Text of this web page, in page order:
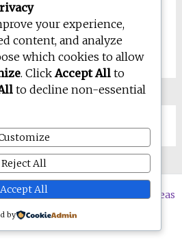
| Personal Blog & Digital Ideas
Tema:
by
your experience,
content, and analyze
which cookies to allow
. ClickAccept All to
to decline non-essential
Reject All
Accept All
by